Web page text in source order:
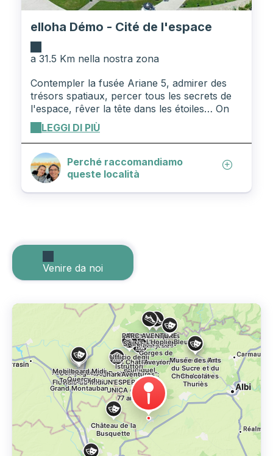
elloha Démo - Cité de l'espace
a 31.5 Km nella nostra zona
Contempler la fusée Ariane 5, admirer des
trésors spatiaux, percer tous les secrets de
l'espace, rêver la tête dans les étoiles… On
peut faire tout cela à la Cité de l'espace. Pour
petits et grands, la Cité de l'espace vous
propose une plongée dans le monde de
l'espace. Les 2 500 m² d'expositions se
dévoilent grâce à un parcours de visite
ludique et interactif où vous découvrez
LEGGI DI PIÙ
Perché raccomandiamo
queste località
Venire da noi